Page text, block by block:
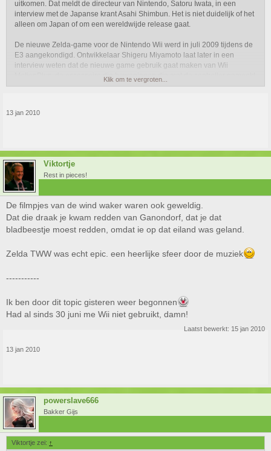
uitkomen. Dat meldt de directeur van Nintendo, Satoru Iwata, in een
interview met de Japanse krant Asahi Shimbun. Het is niet duidelijk of het
alleen om Japan of om een wereldwijde release gaat.
De nieuwe Zelda-game voor de Nintendo Wii werd in juli 2009 tijdens de
E3 aangekondigd. Ontwikkelaar Shigeru Miyamoto laat later in een
interview weten dat de nieuwe game gebruik gaat maken van Wii
MotionPlus, de accessoire die bewegingen die met de controller gemaakt
worden nog realistischer omzet naar het spel. "In Zelda [Twilight Princess]
vermakelijke gameplay moeten gaan zorgen", aldus Miyamoto.
Klik om te vergroten...
13 jan 2010
Viktortje
Rest in pieces!
De filmpjes van de wind waker waren ook geweldig.
Dat die draak je kwam redden van Ganondorf, dat je dat
bladbeestje moest redden, omdat ie op dat eiland was geland.
Zelda TWW was echt epic. een heerlijke sfeer door de muziek
-----------
Ik ben door dit topic gisteren weer begonnen
Had al sinds 30 juni me Wii niet gebruikt, damn!
Laatst bewerkt: 15 jan 2010
13 jan 2010
powerslave666
Bakker Gijs
Viktortje zei: ↑